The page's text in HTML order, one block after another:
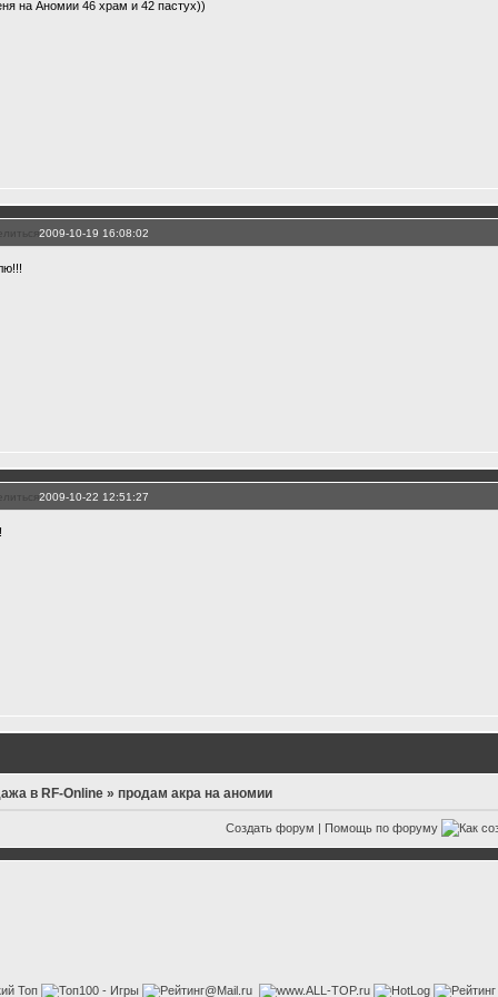
на Аномии 46 храм и 42 пастух))
2009-10-19 16:08:02
2009-10-22 12:51:27
в RF-Online »продам акра на аномии
Создать форум Помощь по форуму